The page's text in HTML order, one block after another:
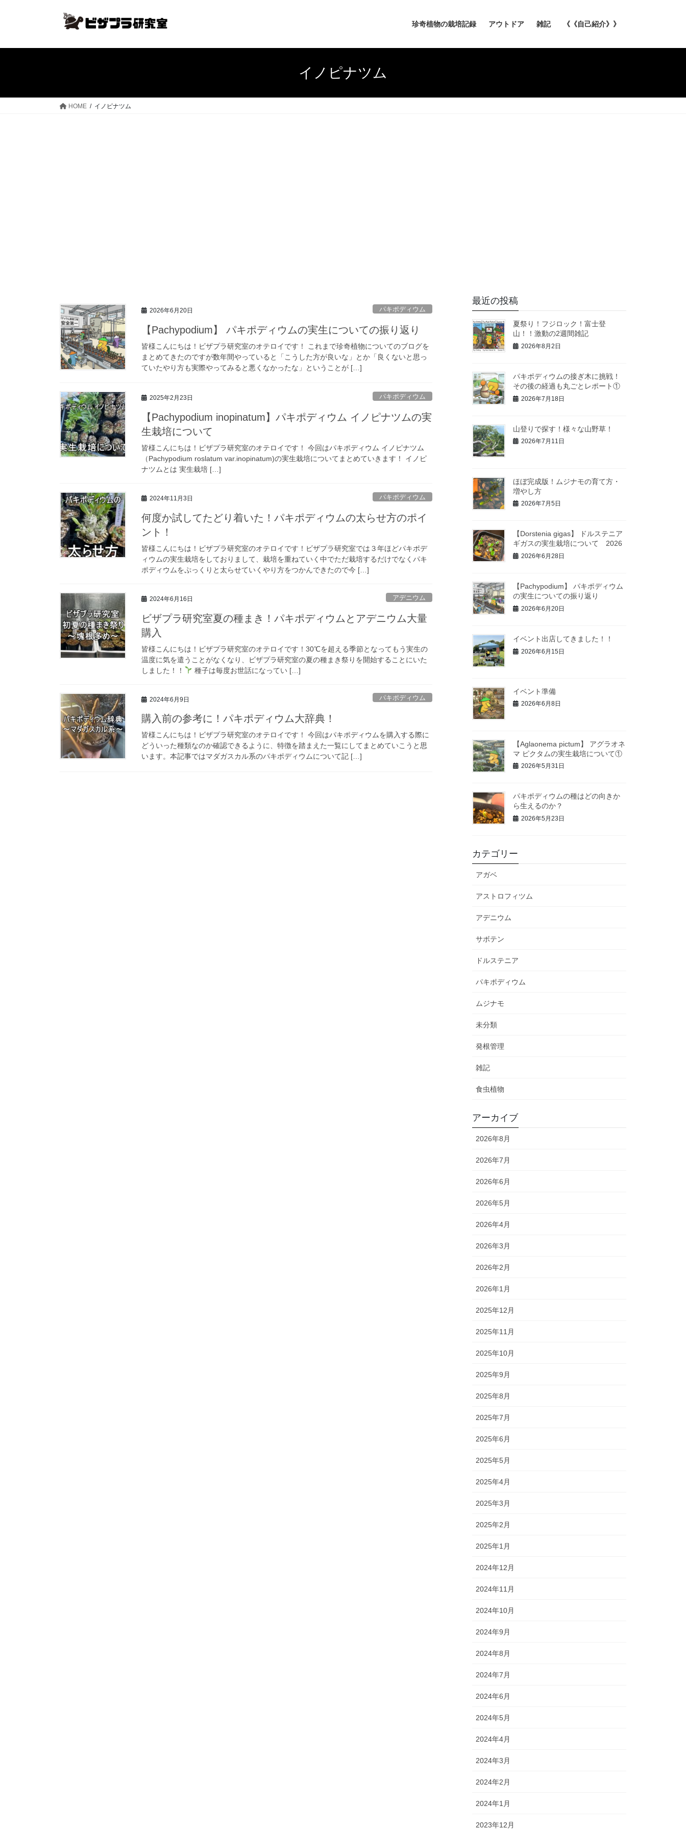
珍奇植物の栽培記録 アウトドア 雑記 《《自己紹介》》
イノピナツム
HOME イノピナツム
2026年6月20日 パキポディウム
【Pachypodium】 パキポディウムの実生についての振り返り
皆様こんにちは！ビザプラ研究室のオテロイです！ これまで珍奇植物についてのブログを
まとめてきたのですが数年間やっていると「こうした方が良いな」とか「良くないと思っ
ていたやり方も実際やってみると悪くなかったな」ということが […]
2025年2月23日 パキポディウム
【Pachypodium inopinatum】パキポディウム イノピナツムの実
生栽培について
皆様こんにちは！ビザプラ研究室のオテロイです！ 今回はパキポディウム イノピナツム
（Pachypodium roslatum var.inopinatum)の実生栽培についてまとめていきます！ イノピ
ナツムとは 実生栽培 […]
2024年11月3日 パキポディウム
何度か試してたどり着いた！パキポディウムの太らせ方のポイ
ント！
皆様こんにちは！ビザプラ研究室のオテロイです！ビザプラ研究室では３年ほどパキポデ
ィウムの実生栽培をしておりまして、栽培を重ねていく中でただ栽培するだけでなくパキ
ポディウムをぷっくりと太らせていくやり方をつかんできたので今 […]
2024年6月16日 アデニウム
ビザプラ研究室夏の種まき！パキポディウムとアデニウム大量
購入
皆様こんにちは！ビザプラ研究室のオテロイです！30℃を超える季節となってもう実生の
温度に気を遣うことがなくなり、ビザプラ研究室の夏の種まき祭りを開始することにいた
しました！！
種子は毎度お世話になってい […]
2024年6月9日 パキポディウム
購入前の参考に！パキポディウム大辞典！
皆様こんにちは！ビザプラ研究室のオテロイです！ 今回はパキポディウムを購入する際に
どういった種類なのか確認できるように、特徴を踏まえた一覧にしてまとめていこうと思
います。本記事ではマダガスカル系のパキポディウムについて記 […]
最近の投稿
夏祭り！フジロック！富士登
山！！激動の2週間雑記
2026年8月2日
パキポディウムの接ぎ木に挑戦！
その後の経過も丸ごとレポート①
2026年7月18日
山登りで探す！様々な山野草！
2026年7月11日
ほぼ完成版！ムジナモの育て方・
増やし方
2026年7月5日
【Dorstenia gigas】 ドルステニア
ギガスの実生栽培について 2026
2026年6月28日
【Pachypodium】 パキポディウム
の実生についての振り返り
2026年6月20日
イベント出店してきました！！
2026年6月15日
イベント準備
2026年6月8日
【Aglaonema pictum】 アグラオネ
マ ピクタムの実生栽培について①
2026年5月31日
パキポディウムの種はどの向きか
ら生えるのか？
2026年5月23日
カテゴリー
アガベ
アストロフィツム
アデニウム
サボテン
ドルステニア
パキポディウム
ムジナモ
未分類
発根管理
雑記
食虫植物
アーカイブ
2026年8月
2026年7月
2026年6月
2026年5月
2026年4月
2026年3月
2026年2月
2026年1月
2025年12月
2025年11月
2025年10月
2025年9月
2025年8月
2025年7月
2025年6月
2025年5月
2025年4月
2025年3月
2025年2月
2025年1月
2024年12月
2024年11月
2024年10月
2024年9月
2024年8月
2024年7月
2024年6月
2024年5月
2024年4月
2024年3月
2024年2月
2024年1月
2023年12月